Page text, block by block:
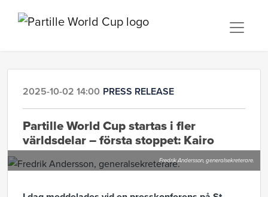
2025-10-02 14:00 PRESS RELEASE
Partille World Cup startas i fler
världsdelar – första stoppet: Kairo
Fredrik Andersson, generalsekreterare.